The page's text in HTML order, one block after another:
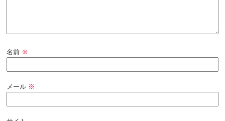
名前 ※
メール ※